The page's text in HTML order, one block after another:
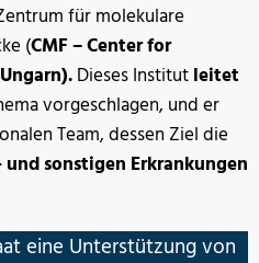
für molekulare
(CMF – Center for
Dieses Institutleitet
vorgeschlagen, und er
Team, dessen Ziel die
sonstigen Erkrankungen
eine Unterstützung von